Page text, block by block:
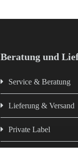
Beratung und
Service & Beratung
Lieferung & Versand
Private Label